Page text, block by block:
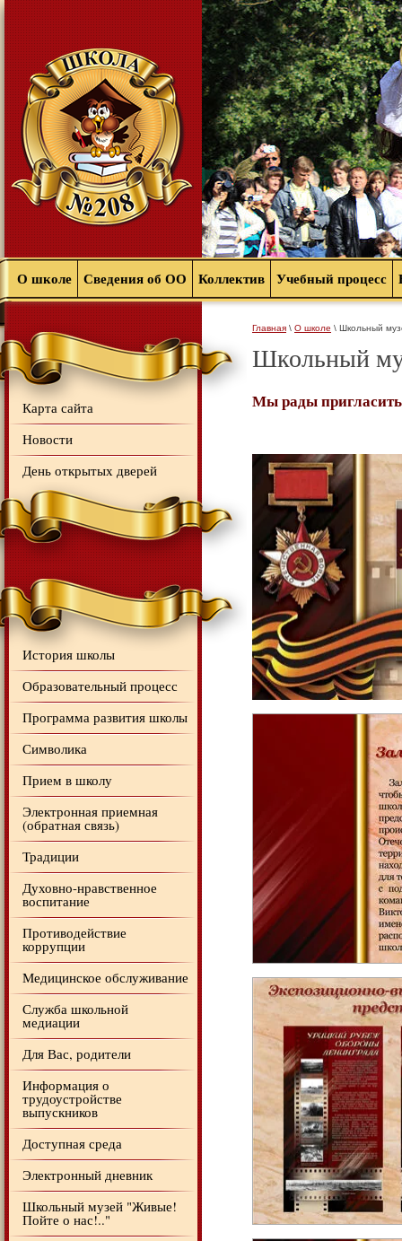
О школе Сведения об ОО Коллектив Учебный процесс
Главная \ О школе \ Школьный
Школьный
Мы рады
Карта сайта
Новости
День открытых дверей
История школы
Образовательный процесс
Программа развития школы
Символика
Прием в школу
Электронная приемная
(обратная связь)
Традиции
Духовно-нравственное
воспитание
Противодействие
коррупции
Медицинское обслуживание
Служба школьной
медиации
Для Вас, родители
Информация о
трудоустройстве
выпускников
Доступная среда
Электронный дневник
Школьный музей "Живые!
Пойте о нас!.."